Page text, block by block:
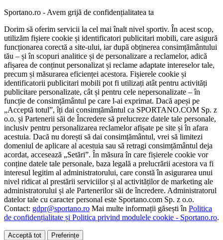
Sportano.ro - Avem grijă de confidențialitatea ta
Dorim să oferim servicii la cel mai înalt nivel sportiv. În acest scop,
utilizăm fișiere cookie și identificatori publicitari mobili, care asigură
funcționarea corectă a site-ului, iar după obținerea consimțământului
tău – și în scopuri analitice și de personalizare a reclamelor, adică
afișarea de conținut personalizat și reclame adaptate intereselor tale,
precum și măsurarea eficienței acestora. Fișierele cookie și
identificatorii publicitari mobili pot fi utilizați atât pentru activități
publicitare personalizate, cât și pentru cele nepersonalizate – în
funcție de consimțământul pe care l-ai exprimat. Dacă apeși pe
„Acceptă totul”, îți dai consimțământul ca SPORTANO.COM Sp. z
o.o. și Partenerii săi de Încredere să prelucreze datele tale personale,
inclusiv pentru personalizarea reclamelor afișate pe site și în afara
acestuia. Dacă nu dorești să dai consimțământul, vrei să limitezi
domeniul de aplicare al acestuia sau să retragi consimțământul deja
acordat, accesează „Setări”. În măsura în care fișierele cookie vor
conține datele tale personale, baza legală a prelucrării acestora va fi
interesul legitim al administratorului, care constă în asigurarea unui
nivel ridicat al prestării serviciilor și al activităților de marketing ale
administratorului și ale Partenerilor săi de încredere. Administratorul
datelor tale cu caracter personal este Sportano.com Sp. z o.o.
Contact: gdpr@sportano.ro Mai multe informații găsești în Politica
de confidențialitate și Politica privind modulele cookie - Sportano.ro.
Acceptă tot Preferințe